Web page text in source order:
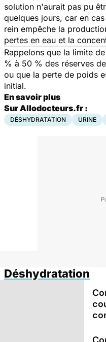
solution n'aurait pas pu
quelques jours, car en
rein empêche la
pertes en eau et la
Rappelons que la limite
% à 50 % des réserves
ou que la perte de poids
initial.
En savoir plus
Sur Allodocteurs.fr :
DÉSHYDRATATION URINE
Déshydratation